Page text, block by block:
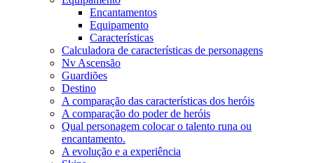
Encantamentos
Equipamento
Características
Calculadora de características de personagens
Nv Ascensão
Guardiões
Destino
A comparação das características dos heróis
A comparação do poder de heróis
Qual personagem colocar o talento runa ou
encantamento.
A evolução e a experiência